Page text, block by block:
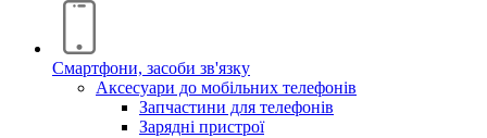
Смартфони, засоби зв'язку
Аксесуари до мобільних телефонів
Запчастини для телефонів
Зарядні пристрої